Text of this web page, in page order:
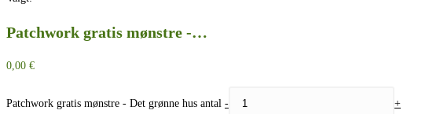
Patchwork gratis mønstre​ -…
0,00 €
Patchwork gratis mønstre​ - Det grønne hus antal - +